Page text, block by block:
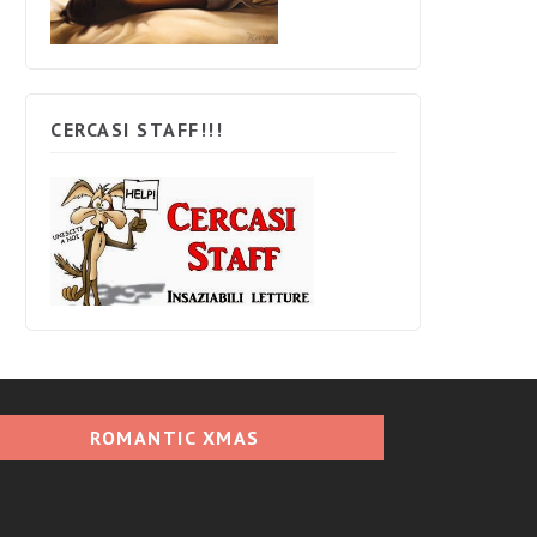
CERCASI STAFF!!!
ROMANTIC XMAS